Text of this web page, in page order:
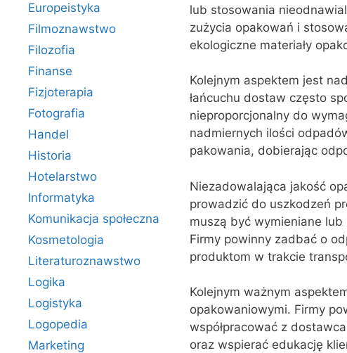
lub stosowania
zużycia opakowań i
ekologiczne materiały
Kolejnym aspektem jest
łańcuchu dostaw często
nieproporcjonalny do
nadmiernych ilości
pakowania, dobierając
Niezadowalająca jakość
prowadzić do uszkodzeń
muszą być wymieniane
Firmy powinny zadbać o
produktom w trakcie
Kolejnym ważnym
opakowaniowymi. Firmy
współpracować z
oraz wspierać edukację
Europeistyka
Filmoznawstwo
Filozofia
Finanse
Fizjoterapia
Fotografia
Handel
Historia
Hotelarstwo
Informatyka
Komunikacja społeczna
Kosmetologia
Literaturoznawstwo
Logika
Logistyka
Logopedia
Marketing